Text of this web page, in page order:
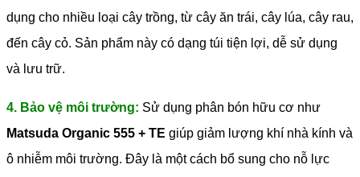
dụng cho nhiều loại cây trồng, từ cây ăn trái, cây lúa, cây rau,
đến cây cỏ. Sản phẩm này có dạng túi tiện lợi, dễ sử dụng
và lưu trữ.
4. Bảo vệ môi trường: Sử dụng phân bón hữu cơ như
Matsuda Organic 555 + TE giúp giảm lượng khí nhà kính và
ô nhiễm môi trường. Đây là một cách bổ sung cho nỗ lực